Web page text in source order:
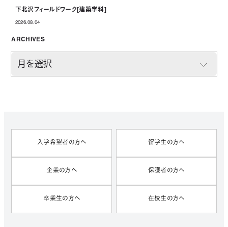
下北沢フィールドワーク[建築学科]
2026.08.04
ARCHIVES
入学希望者の方へ 留学生の方へ
企業の方へ 保護者の方へ
卒業生の方へ 在校生の方へ